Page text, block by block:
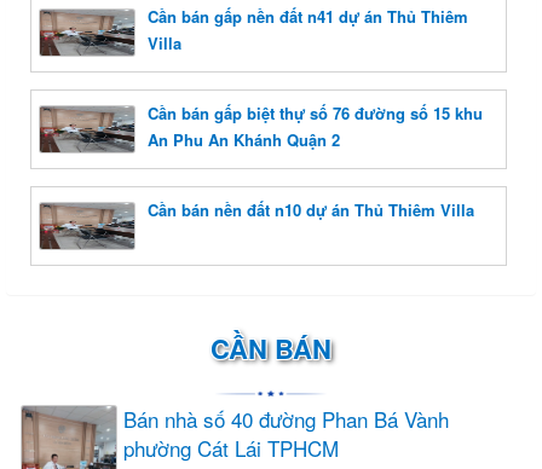
Cần bán gấp nền đất n41 dự án Thủ Thiêm
Villa
Cần bán gấp biệt thự số 76 đường số 15 khu
An Phu An Khánh Quận 2
Cần bán nền đất n10 dự án Thủ Thiêm Villa
CẦN BÁN
Bán nhà số 40 đường Phan Bá Vành
phường Cát Lái TPHCM